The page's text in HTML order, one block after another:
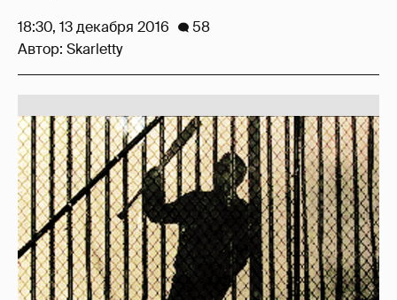
18:30, 13 декабря 2016
58
Автор: Skarletty